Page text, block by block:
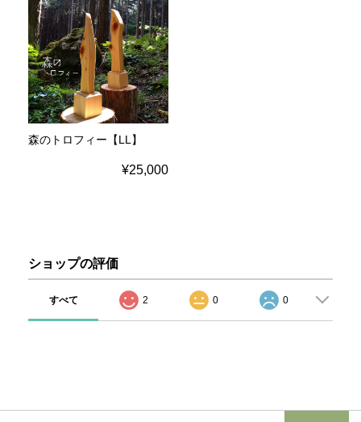
森のトロフィー【LL】
¥25,000
ショップの評価
すべて 2 0 0